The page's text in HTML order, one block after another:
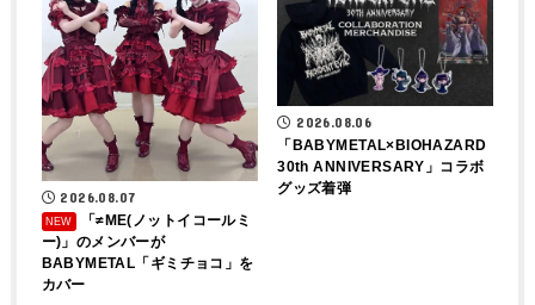
2026.08.07
「≠ME(ノットイコールミ
ー)」のメンバーが
BABYMETAL「ギミチョコ」を
カバー
2026.08.06
「BABYMETAL×BIOHAZARD
30th ANNIVERSARY」コラボ
グッズ着弾